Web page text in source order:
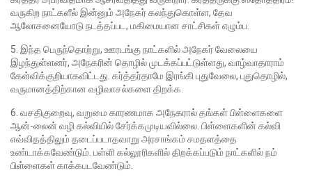
வருகிற நாட்களீல் இன்னும் அநேகர் கலந்துகொள்ள, தேவ
ஆலோசனையோடு நடத்தப்பட, மகிமையான சாட்சிகள் எழும்ப.
5. இந்த பெருந்தொற்று, ஊரடங்கு நாட்களில் அநேகர் வேலையை
இழந்துள்ளனர், அநேகரின் தொழில் முடக்கப்பட்டுள்ளது, வாழ்வாதாராம்
கேள்விக்குறியாகவிட்டது. கர்த்தர்தாமே இரங்கி புதுவேலை, புதுதொழில்,
வருமானத்திற்கான வழிவாசல்களை திறக்க.
6. வசதிகுறைவு, வறுமை காரணமாக அநேகரால் தங்கள் பிள்ளைகளை
ஆன்-லைன் வழி கல்வியில் சேர்க்கமுடியவில்லை. பிள்ளைகளின் கல்வி
எவ்விதத்திலும் தடைப்படாதவாறு அரசாங்கம் சமதளத்தை
உண்டாக்கவேண்டும். பள்ளி கல்லூரிகளில் திறக்கப்படும் நாட்களில் நம்
பிள்ளைகள் காக்கபடவேண்டும்.